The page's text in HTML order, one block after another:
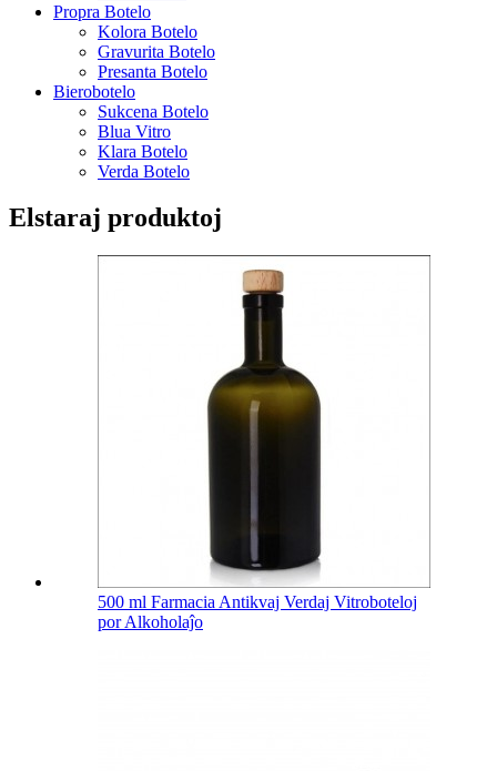
Propra Botelo
Kolora Botelo
Gravurita Botelo
Presanta Botelo
Bierobotelo
Sukcena Botelo
Blua Vitro
Klara Botelo
Verda Botelo
Elstaraj produktoj
500 ml Farmacia Antikvaj Verdaj Vitroboteloj
por Alkoholaĵo